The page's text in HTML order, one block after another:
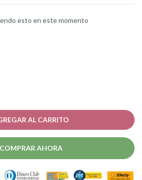
esto en este momento
AL CARRITO
COMPRAR AHORA